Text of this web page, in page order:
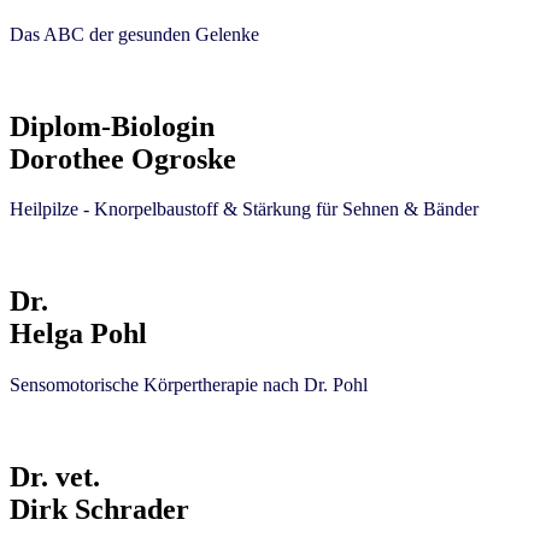
Das ABC der gesunden Gelenke
Diplom-Biologin
Dorothee Ogroske
Heilpilze - Knorpelbaustoff & Stärkung für Sehnen & Bänder
Dr.
Helga Pohl
Sensomotorische Körpertherapie nach Dr. Pohl
Dr. vet.
Dirk Schrader